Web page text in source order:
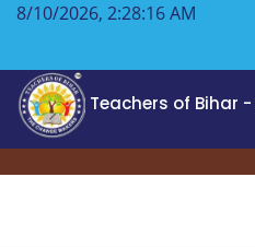
8/10/2026, 2:28:16 AM
Teachers of Bihar -